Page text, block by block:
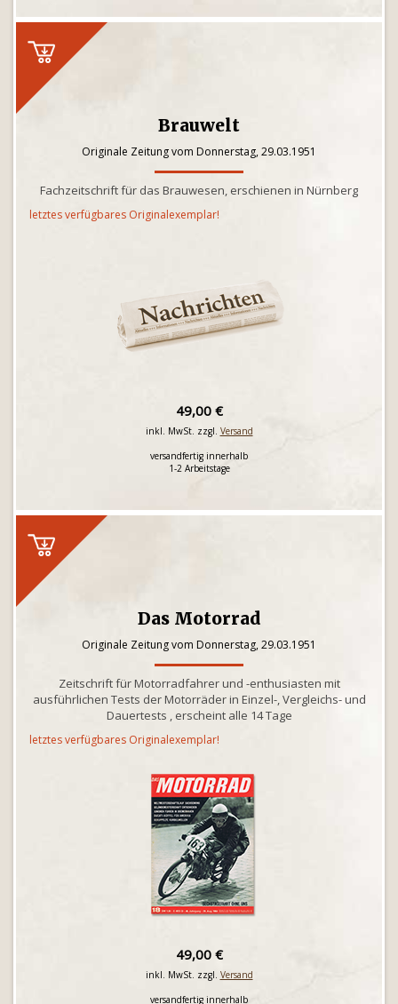
Brauwelt
Originale Zeitung vom Donnerstag, 29.03.1951
Fachzeitschrift für das Brauwesen, erschienen in Nürnberg
letztes verfügbares Originalexemplar!
49,00 €
inkl. MwSt. zzgl. Versand
versandfertig innerhalb
1-2 Arbeitstage
Das Motorrad
Originale Zeitung vom Donnerstag, 29.03.1951
Zeitschrift für Motorradfahrer und -enthusiasten mit
ausführlichen Tests der Motorräder in Einzel-, Vergleichs- und
Dauertests , erscheint alle 14 Tage
letztes verfügbares Originalexemplar!
49,00 €
inkl. MwSt. zzgl. Versand
versandfertig innerhalb